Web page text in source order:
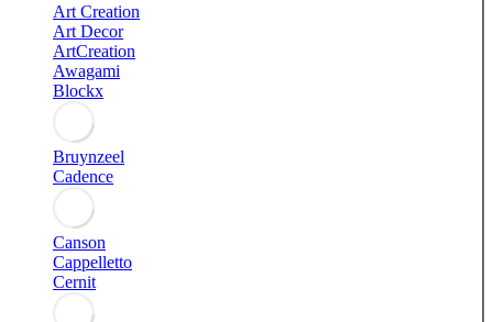
Art Creation
Art Decor
ArtCreation
Awagami
Blockx
Bruynzeel
Cadence
Canson
Cappelletto
Cernit